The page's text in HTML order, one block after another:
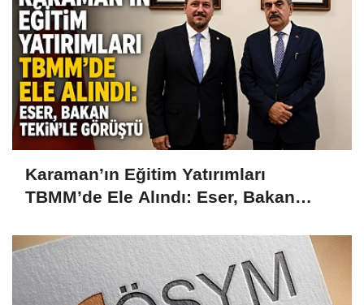
Karaman’ın Eğitim Yatırımları
TBMM’de Ele Alındı: Eser, Bakan